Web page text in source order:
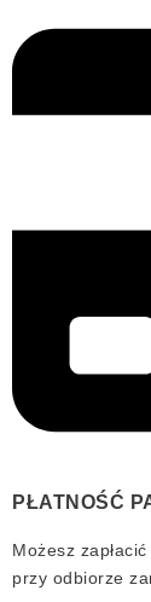
PŁATNOŚĆ
Możesz
przy odbiorze